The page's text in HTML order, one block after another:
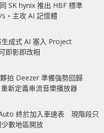
SK hynix 推出 HBF 標準
主攻 AI 記憶體
成式 AI 塞入 Project
即影即改相
拍 Deezer 準備強勢回歸
新定義串流音樂播放器
終於加入車速表 現階段只
數地區開放